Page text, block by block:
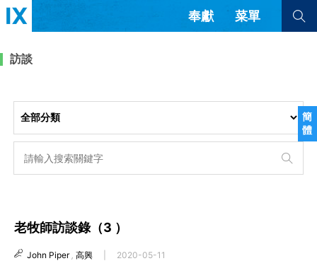
簡
體
奉獻 菜單
文章 書評 訪談 問答
來信
福音傳講與宣教
團契生活與禱告
查看全部
查看全部
西班牙語
烏茲別克語
訪談
老牧師訪談錄（3 ）
John Piper , 高興 2020-05-11